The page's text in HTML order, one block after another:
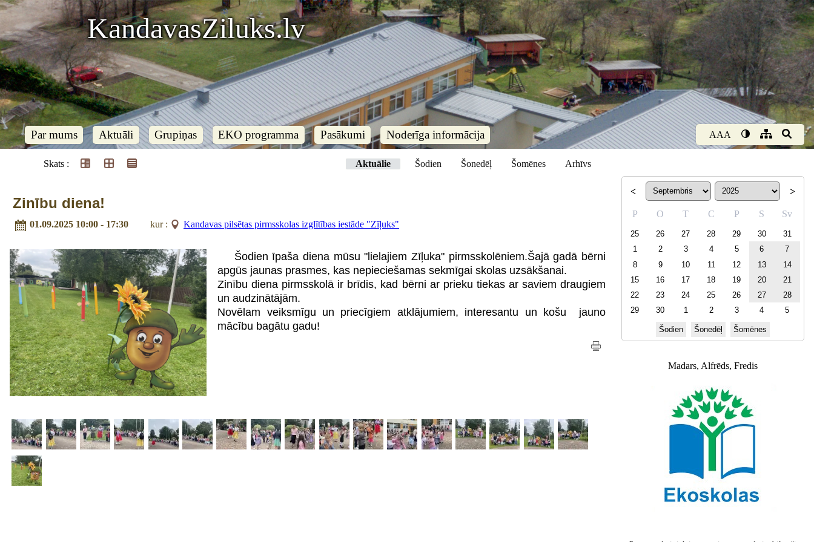
KandavasZiluks.lv
Par mums Aktuāli Grupiņas EKO programma Pasākumi Noderīga informācija AAA
Skats : Aktuālie Šodien Šonedēļ Šomēnes Arhīvs
Zinību diena!
01.09.2025 10:00 - 17:30 kur : Kandavas pilsētas pirmsskolas izglītības iestāde "Zīļuks"
Šodien īpaša diena mūsu "lielajiem Zīļuka" pirmsskolēniem.Šajā gadā bērni
apgūs jaunas prasmes, kas nepieciešamas sekmīgai skolas uzsākšanai.
Zinību diena pirmsskolā ir brīdis, kad bērni ar prieku tiekas ar saviem draugiem
un audzinātājām.
Novēlam veiksmīgu un priecīgiem atklājumiem, interesantu un košu jauno
mācību bagātu gadu!
< >
P O T C P S Sv
25 26 27 28 29 30
31
1
2 3 4 5 6
7
8
9 10 11 12 13
14
15
16 17 18 19 20
21
22
23 24 25 26 27
28
29
30 1 2 3 4 5
Šodien Šonedēļ Šomēnes
Madars, Alfrēds, Fredis